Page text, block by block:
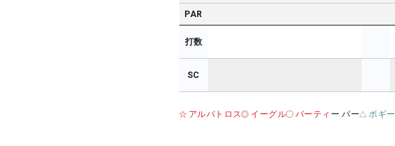
PAR
打数
SC
アルバトロス イーグル バーティ ー パー ボギー